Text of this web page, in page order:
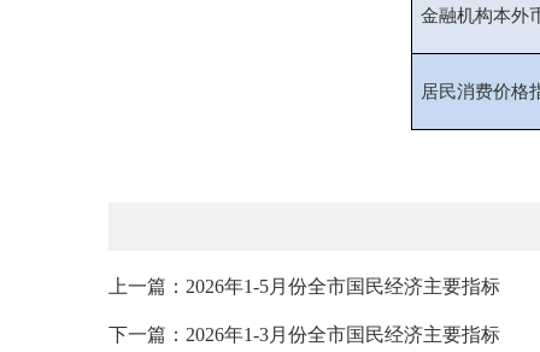
金融机构本外
居民消费价格
上一篇：2026年1-5月份全市国民经济主要指标
下一篇：2026年1-3月份全市国民经济主要指标